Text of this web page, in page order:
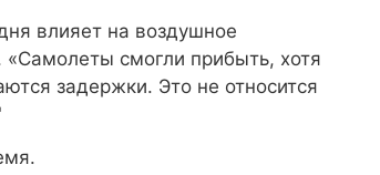
влияет на воздушное
смогли прибыть, хотя
задержки. Это не относится